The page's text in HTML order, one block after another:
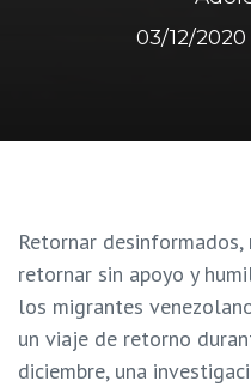
03/12/2020
Retornar
retornar sin apoyo y
los migrantes
un viaje de retorno
diciembre, una